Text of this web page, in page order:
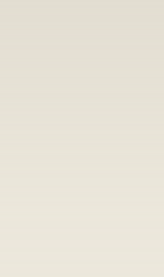
поиск